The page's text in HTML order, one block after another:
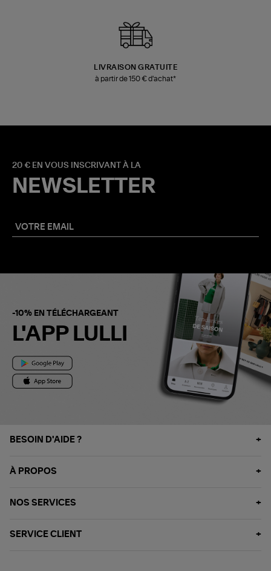
LIVRAISON GRATUITE
à partir de 150 € d'achat*
20 € EN VOUS INSCRIVANT À LA
NEWSLETTER
-10% EN TÉLÉCHARGEANT
L'APP LULLI
BESOIN D'AIDE ?
À PROPOS
NOS SERVICES
SERVICE CLIENT